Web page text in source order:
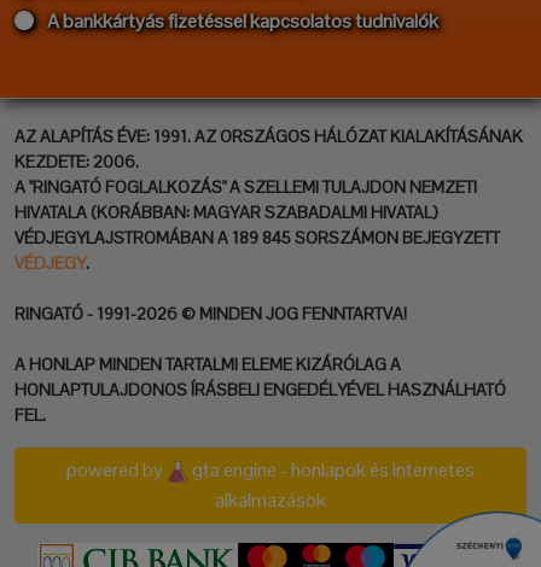
A bankkártyás fizetéssel kapcsolatos tudnivalók
AZ ALAPÍTÁS ÉVE: 1991. AZ ORSZÁGOS HÁLÓZAT KIALAKÍTÁSÁNAK
KEZDETE: 2006.
A "RINGATÓ FOGLALKOZÁS" A SZELLEMI TULAJDON NEMZETI
HIVATALA (KORÁBBAN: MAGYAR SZABADALMI HIVATAL)
VÉDJEGYLAJSTROMÁBAN A 189 845 SORSZÁMON BEJEGYZETT
VÉDJEGY.
RINGATÓ - 1991-2026 © MINDEN JOG FENNTARTVA!
A HONLAP MINDEN TARTALMI ELEME KIZÁRÓLAG A
HONLAPTULAJDONOS ÍRÁSBELI ENGEDÉLYÉVEL HASZNÁLHATÓ
FEL.
powered by
gta engine - honlapok és internetes
alkalmazások